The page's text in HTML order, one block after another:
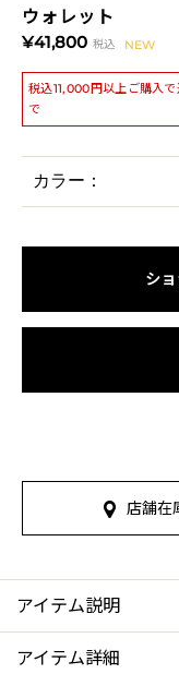
ウォレット
¥41,800 税込 NEW
税込11,000円以上ご購入
で
カラー：
シ
店舗在
アイテム説明
アイテム詳細